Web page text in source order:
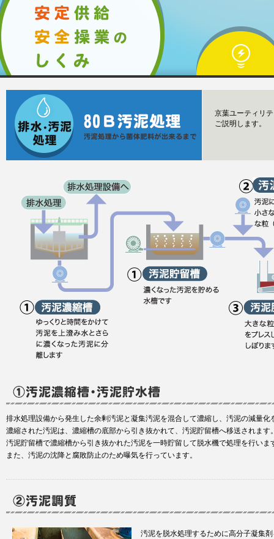
京葉ユーティリ
ご説明します。
排水処理設備から発生した余剰汚泥と凝集汚泥を混合して濃縮し、汚泥の減量化
濃縮された汚泥は、濃縮槽の底部から引き抜かれて、汚泥貯留槽へ移送されます
汚泥貯留槽で濃縮槽から引き抜かれた汚泥を一時貯留して脱水機で処理を行いま
また、汚泥の沈降と腐敗防止のため曝気を行っています。
汚泥を脱水処理するために高分子凝集